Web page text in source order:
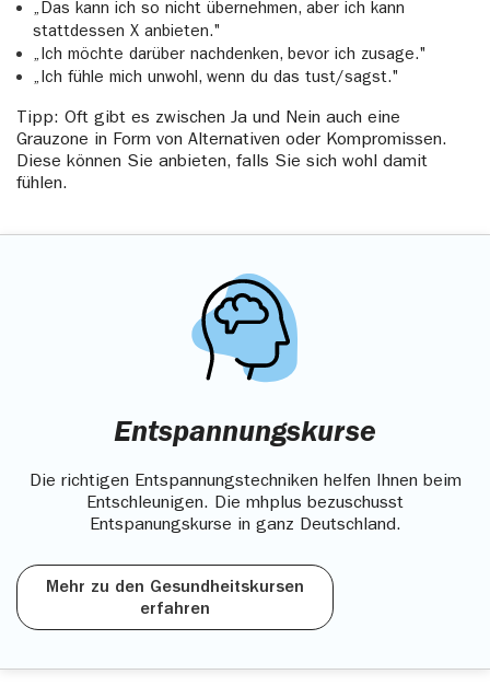
„Das kann ich so nicht übernehmen, aber ich kann
stattdessen X anbieten."
„Ich möchte darüber nachdenken, bevor ich zusage."
„Ich fühle mich unwohl, wenn du das tust/sagst."
Tipp: Oft gibt es zwischen Ja und Nein auch eine
Grauzone in Form von Alternativen oder Kompromissen.
Diese können Sie anbieten, falls Sie sich wohl damit
fühlen.
Entspannungskurse
Die richtigen Entspannungstechniken helfen Ihnen beim
Entschleunigen. Die mhplus bezuschusst
Entspanungskurse in ganz Deutschland.
Mehr zu den Gesundheitskursen
erfahren